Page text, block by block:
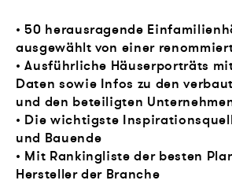
• 50 herausragende
ausgewählt von einer
• Ausführliche Häuserporträts
Daten sowie Infos zu den
und den beteiligten
• Die wichtigste
und Bauende
• Mit Rankingliste der besten
Hersteller der Branche